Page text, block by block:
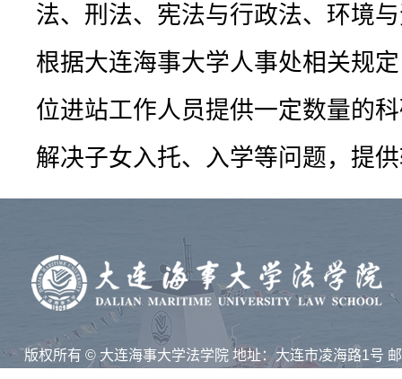
法、刑法、宪法与行政法、环境
根据大连海事大学人事处相关规
位进站工作人员提供一定数量的
解决子女入托、入学等问题，提
版权所有 © 大连海事大学法学院 地址：大连市凌海路1号